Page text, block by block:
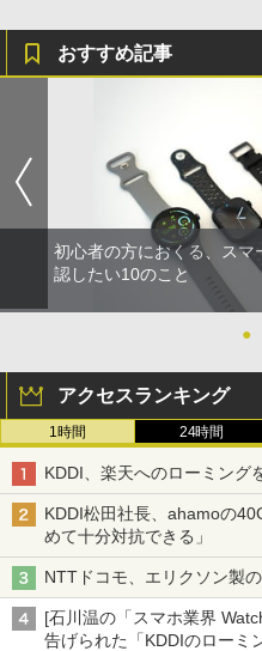
おすすめ記事
初心者の方におくる、ス
認したい10のこと
●
アクセスランキング
1時間 24時間
KDDI、楽天へのローミング
KDDI松田社長、ahamoの
めて十分対抗できる」
NTTドコモ、エリクソン製
[石川温の「スマホ業界
告げられた「KDDIのローミ